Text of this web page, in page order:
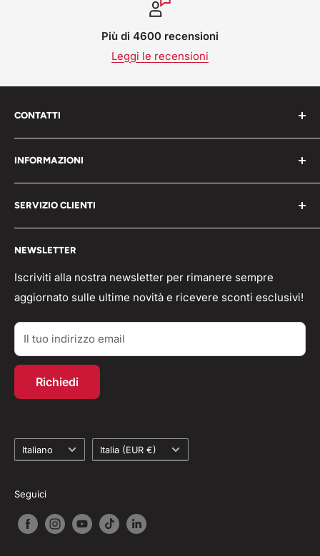
Più di 4600 recensioni
Leggi le recensioni
CONTATTI
Work Shop s.r.l. via varese 160 - 22076 Mozzate (CO)
Italia
INFORMAZIONI
Chi Siamo
Blog
Pagamenti
Spedizioni
Feedback
Parlano di Noi
Acquisti TAX-FREE
SERVIZIO CLIENTI
Condizioni generali
Domande frequenti
Privacy Policy
Resi/Rimborsi
Contatti
Account personale
Programma fedeltà
Recesso dal contratto
NEWSLETTER
Iscriviti alla nostra newsletter per rimanere sempre
aggiornato sulle ultime novità e ricevere sconti esclusivi!
Il tuo indirizzo email
Richiedi
Lingua
Italiano Paese
Italia (EUR €)
Seguici